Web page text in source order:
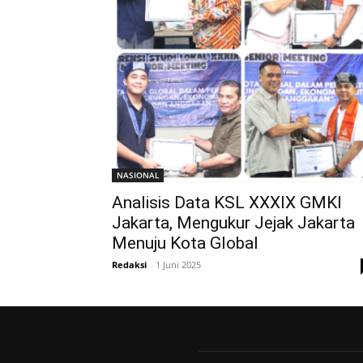
NASIONAL
Analisis Data KSL XXXIX GMKI
Jakarta, Mengukur Jejak Jakarta
Menuju Kota Global
Redaksi - 1 Juni 2025